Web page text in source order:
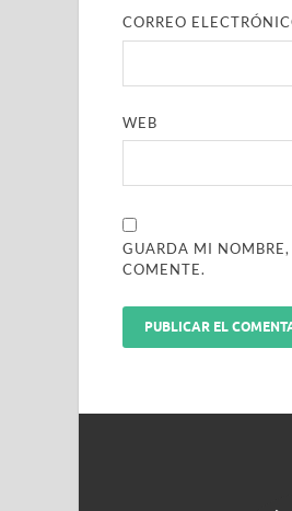
CORREO
WEB
GUARDA MI
COMENTE.